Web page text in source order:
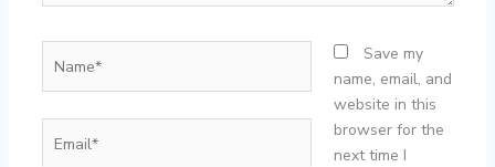
Save my
name, email, and
website in this
browser for the
next time I